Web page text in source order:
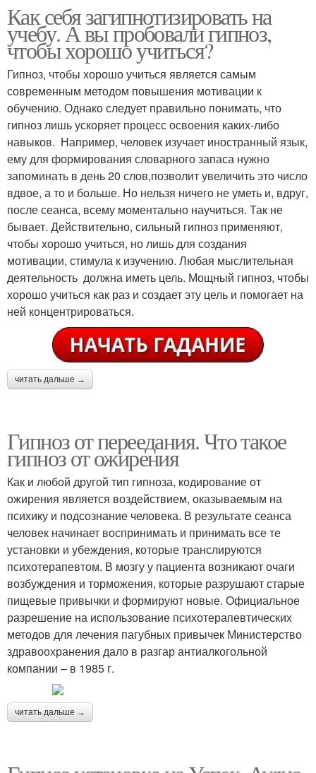
Как себя загипнотизировать на
учебу. А вы пробовали гипноз,
чтобы хорошо учиться?
Гипноз, чтобы хорошо учиться является самым
современным методом повышения мотивации к
обучению. Однако следует правильно понимать, что
гипноз лишь ускоряет процесс освоения каких-либо
навыков. Например, человек изучает иностранный язык,
ему для формирования словарного запаса нужно
запоминать в день 20 слов,позволит увеличить это число
вдвое, а то и больше. Но нельзя ничего не уметь и, вдруг,
после сеанса, всему моментально научиться. Так не
бывает. Действительно, сильный гипноз применяют,
чтобы хорошо учиться, но лишь для создания
мотивации, стимула к изучению. Любая мыслительная
деятельность должна иметь цель. Мощный гипноз, чтобы
хорошо учиться как раз и создает эту цель и помогает на
ней концентрироваться.
читать дальше →
Гипноз от переедания. Что такое
гипноз от ожирения
Как и любой другой тип гипноза, кодирование от
ожирения является воздействием, оказываемым на
психику и подсознание человека. В результате сеанса
человек начинает воспринимать и принимать все те
установки и убеждения, которые транслируются
психотерапевтом. В мозгу у пациента возникают очаги
возбуждения и торможения, которые разрушают старые
пищевые привычки и формируют новые. Официальное
разрешение на использование психотерапевтических
методов для лечения пагубных привычек Министерство
здравоохранения дало в разгар антиалкогольной
компании – в 1985 г.
читать дальше →